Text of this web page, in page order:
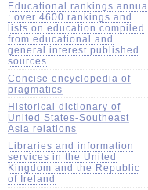
Educational rankings annual
: over 4600 rankings and
lists on education compiled
from educational and
general interest published
sources
Concise encyclopedia of
pragmatics
Historical dictionary of
United States-Southeast
Asia relations
Libraries and information
services in the United
Kingdom and the Republic
of Ireland